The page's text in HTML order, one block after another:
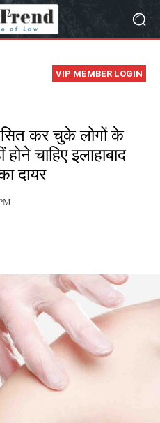
VIP MEMBER LOGIN
कर चुके लोगों के
चाहिए इलाहाबाद
दायर